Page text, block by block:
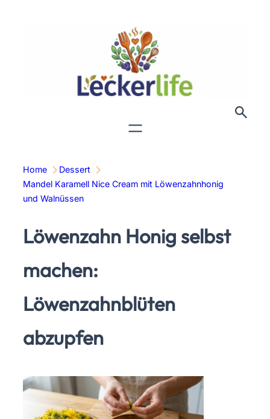
Home
Dessert
Mandel Karamell Nice Cream mit Löwenzahnhonig
und Walnüssen
Löwenzahn Honig selbst
machen:
Löwenzahnblüten
abzupfen